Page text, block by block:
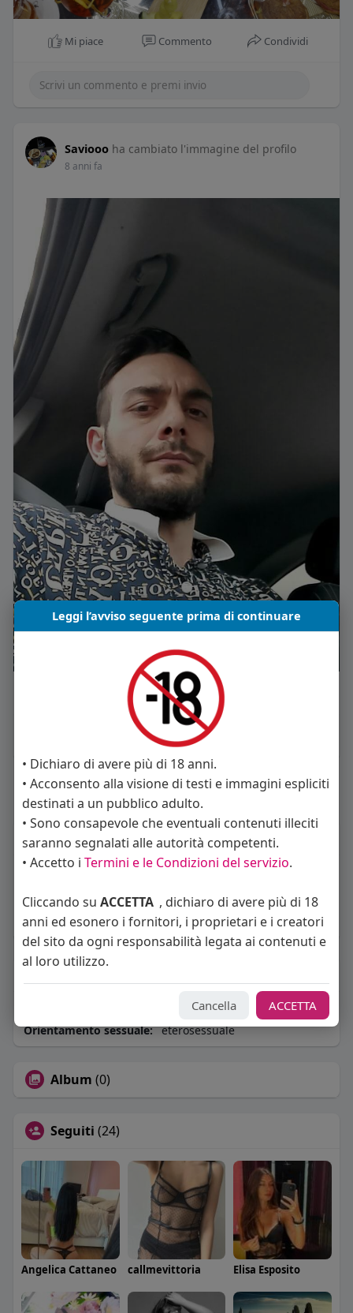
Mi piace Commento Condividi
Saviooo ha cambiato l'immagine del profilo
8 anni fa
Commento
Carica piu notizie
Informazioni Utente
2post
Maschio
Vive in Italia
Orientamento sessuale: eterosessuale
Album (0)
Seguiti (24)
Angelica Cattaneo callmevittoria Elisa Esposito
Leggi l’avviso seguente prima di continuare
• Dichiaro di avere più di 18 anni.
• Acconsento alla visione di testi e immagini espliciti
destinati a un pubblico adulto.
• Sono consapevole che eventuali contenuti illeciti
saranno segnalati alle autorità competenti.
• Accetto i Termini e le Condizioni del servizio.
Cliccando su ACCETTA , dichiaro di avere più di 18
anni ed esonero i fornitori, i proprietari e i creatori
del sito da ogni responsabilità legata ai contenuti e
al loro utilizzo.
Cancella ACCETTA